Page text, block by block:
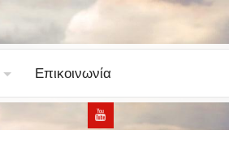
Επικοινωνία